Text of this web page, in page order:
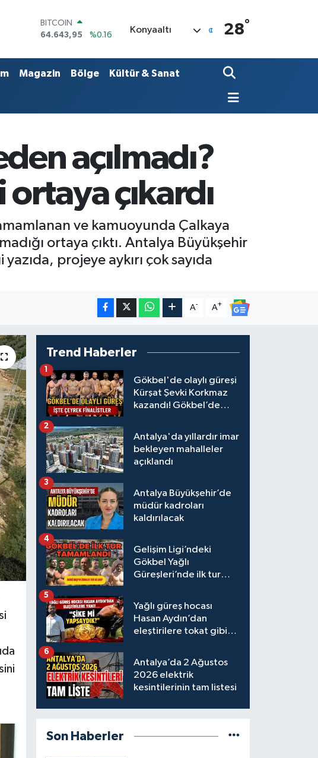
DOLAR
47,6704
%0
55,0406
%-0.08
STERLİN
64.643,95
%0.16
Konyaaltı 28°
Magazin Bölge Kültür & Sanat
açılmadı?
çıkardı
ve kamuoyunda Çalkaya
ortaya çıktı. Antalya Büyükşehir
projeye aykırı çok sayıda
A- A+
Trend Haberler
Gökbel'de olaylı güreşi
Kürşat Şevki Korkmaz
kazandı! Gökbel’de
Gürbüz elendi!
1
Antalya'da yıllardır imar
bekleyen mahalleler
açıklandı
2
Antalya Büyükşehir’de
müdür kadroları
kaldırılacak
3
Gelişim Ligi’ndeki
Gökbel Yağlı
Güreşleri’nde ilk tur
4
Yağlı güreş hocası
Hasan Aydın’dan
eleştirilere tokat gibi
5
Antalya’da 2 Ağustos
2026 elektrik
kesintilerinin tam listesi
6
Son Haberler